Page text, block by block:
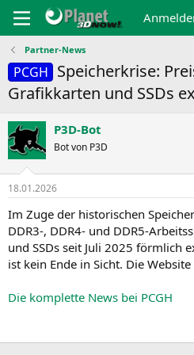
Partner-News
PCGH Speicherkrise:
Grafikkarten und SSDs
P3D-Bot
Bot von P3D
18.01.2026
Im Zuge der historischen
DDR3-, DDR4- und DDR5-
und SSDs seit Juli 2025 förmlich
ist kein Ende in Sicht. Die
Die komplette News bei PCGH